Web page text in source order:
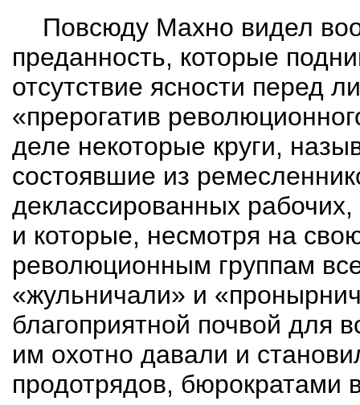
Повсюду Махно видел
преданность, которые
отсутствие ясности перед
«прерогатив
деле некоторые круги,
состоявшие из
деклассированных
и которые, несмотря на
революционным группам
«жульничали» и «
благоприятной почвой для
им охотно давали и
продотрядов, бюрократами